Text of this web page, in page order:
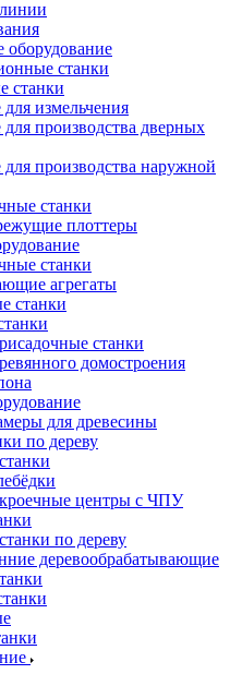
станки
станки
измельчения
производства дверных
производства наружной
станки
плоттеры
станки
агрегаты
станки
станки
домостроения
для древесины
по дереву
центры с ЧПУ
по дереву
деревообрабатывающие